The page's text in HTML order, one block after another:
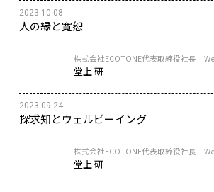
2023.10.08
人の縁と寛恕
株式会社ECOTONE代表取締役社長
堂上 研
2023.09.24
探求知とウェルビーイング
株式会社ECOTONE代表取締役社長
堂上 研